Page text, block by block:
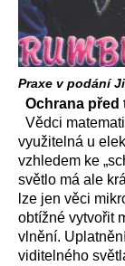
Praxe v podání
Ochrana před
Vědci
využitelná u
vzhledem ke
světlo má ale
lze jen věci
obtížné vytvořit
vlnění.
viditelného